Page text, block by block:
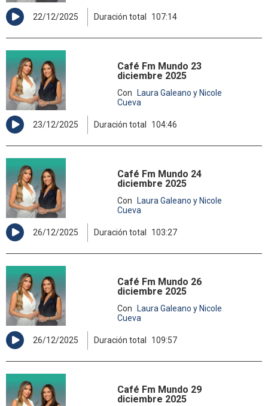
22/12/2025 Duración total 107:14
Café Fm Mundo 23
diciembre 2025
Con
Laura Galeano y Nicole
Cueva
23/12/2025 Duración total 104:46
Café Fm Mundo 24
diciembre 2025
Con
Laura Galeano y Nicole
Cueva
26/12/2025 Duración total 103:27
Café Fm Mundo 26
diciembre 2025
Con
Laura Galeano y Nicole
Cueva
26/12/2025 Duración total 109:57
Café Fm Mundo 29
diciembre 2025